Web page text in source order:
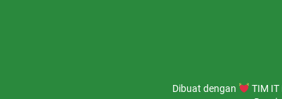
Dibuat dengan
TIM IT